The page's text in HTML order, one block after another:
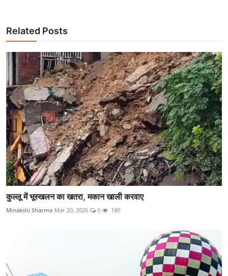
Related Posts
कुल्लू में भूस्खलन का खतरा, मकान खाली करवाए
Minakshi Sharma Mar 20, 2026 0 180